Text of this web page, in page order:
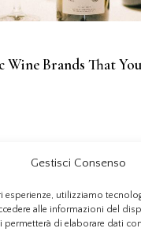
Gestisci Consenso
esperienze, utilizziamo
alle informazioni del
permetterà di elaborare dati
Wine Brands That